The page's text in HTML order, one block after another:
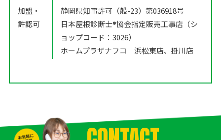
加盟・
許認可
静岡県知事許可（般-23）第036918号
日本屋根診断士®️協会指定販売工事店（シ
ョップコード：3026）
ホームプラザナフコ 浜松東店、掛川店